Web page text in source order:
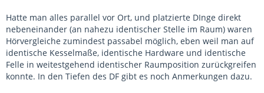
Hatte man alles parallel vor Ort, und platzierte DInge direkt
nebeneinander (an nahezu identischer Stelle im Raum) waren
Hörvergleiche zumindest passabel möglich, eben weil man auf
identische Kesselmaße, identische Hardware und identische
Felle in weitestgehend identischer Raumposition zurückgreifen
konnte. In den Tiefen des DF gibt es noch Anmerkungen dazu.